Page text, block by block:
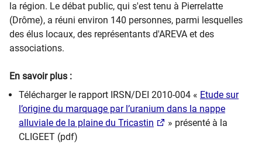
la région. Le débat public, qui s'est tenu à Pierrelatte
(Drôme), a réuni environ 140 personnes, parmi lesquelles
des élus locaux, des représentants d'AREVA et des
associations.
En savoir plus :
Télécharger le rapport IRSN/DEI 2010-004 « Etude sur
l’origine du marquage par l’uranium dans la nappe
alluviale de la plaine du Tricastin
» présenté à la
CLIGEET (pdf)